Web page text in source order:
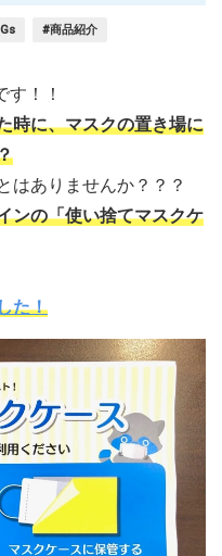
#商品紹介
！！
時に、マスクの置き場に
はありませんか？？？
ンの「使い捨てマスクケ
た！